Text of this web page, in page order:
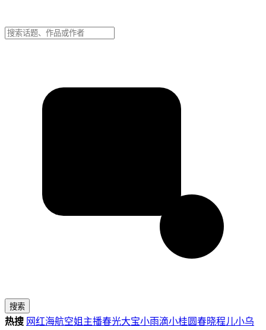
搜索
热搜 网红海航空姐 主播春光大宝小雨滴小桂圆春晓程儿小乌